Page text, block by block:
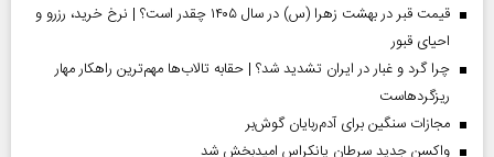
قیمت قبر در بهشت زهرا (س) در سال ۱۴۰۵ چقدر است؟ | نرخ خرید، رزرو و
احیای قبور
چرا گرد و غبار در ایران تشدید شد؟ | حقابه تالاب‌ها مهم‌ترین راهکار مهار
ریزگردهاست
مجازات سنگین برای آدم‌ربایان گوش‌بر
واکسن جدید سرطان پانکراس امیدبخش شد